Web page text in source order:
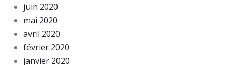
juin 2020
mai 2020
avril 2020
février 2020
janvier 2020